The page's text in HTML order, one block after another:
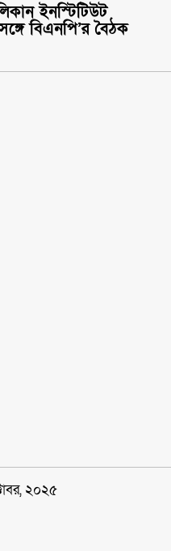
ইনস্টিটিউট
বিএনপি’র বৈঠক
২০২৫